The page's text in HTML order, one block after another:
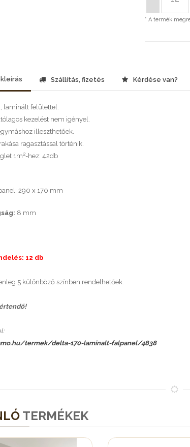
* A termék
Szállítás, fizetés Kérdése van?
laminált felülettel.
kezelést nem igényel.
illeszthetőek.
ragasztással történik.
1m2-hez: 42db
290 x 170 mm
8 mm
12 db
5 különböző színben rendelhetőek.
termek/delta-170-laminalt-falpanel/4838
TERMÉKEK